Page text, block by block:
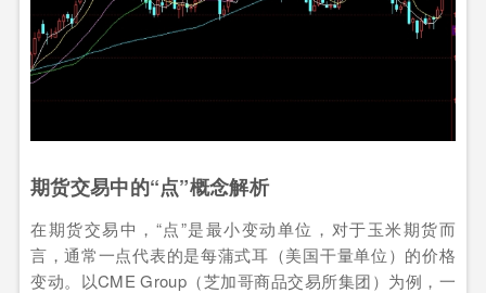
期货交易中的“点”概念解析
在期货交易中，“点”是最小变动单位，对于玉米期货而
言，通常一点代表的是每蒲式耳（美国干量单位）的价格
变动。以CME Group（芝加哥商品交易所集团）为例，一